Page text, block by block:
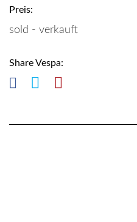
Preis:
sold - verkauft
Share Vespa: